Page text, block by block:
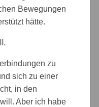
Bewegungen
hätte.
zu
sich zu einer
in den
Aber ich habe